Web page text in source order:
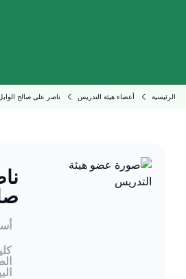
الرئيسية أعضاء هيئة التدريس ناصر على صالح